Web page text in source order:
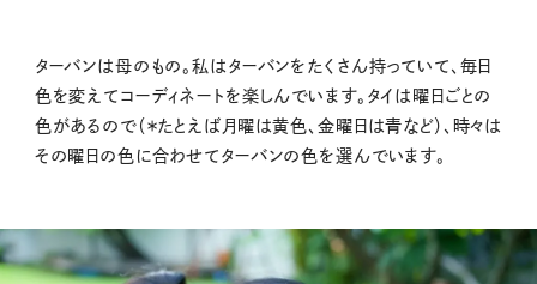
ターバンは母のもの。私はターバンをたくさん持っていて、毎日
色を変えてコーディネートを楽しんでいます。タイは曜日ごとの
色があるので（＊たとえば月曜は黄色、金曜日は青など）、時々は
その曜日の色に合わせてターバンの色を選んでいます。